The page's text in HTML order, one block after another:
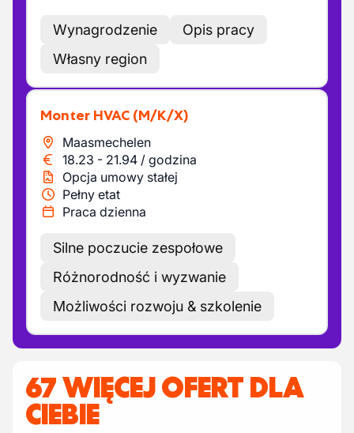
Wynagrodzenie
Opis pracy
Własny region
Monter HVAC (M/K/X)
Maasmechelen
18.23 - 21.94 / godzina
Opcja umowy stałej
Pełny etat
Praca dzienna
Silne poczucie zespołowe
Różnorodność i wyzwanie
Możliwości rozwoju & szkolenie
67 WIĘCEJ OFERT DLA
CIEBIE